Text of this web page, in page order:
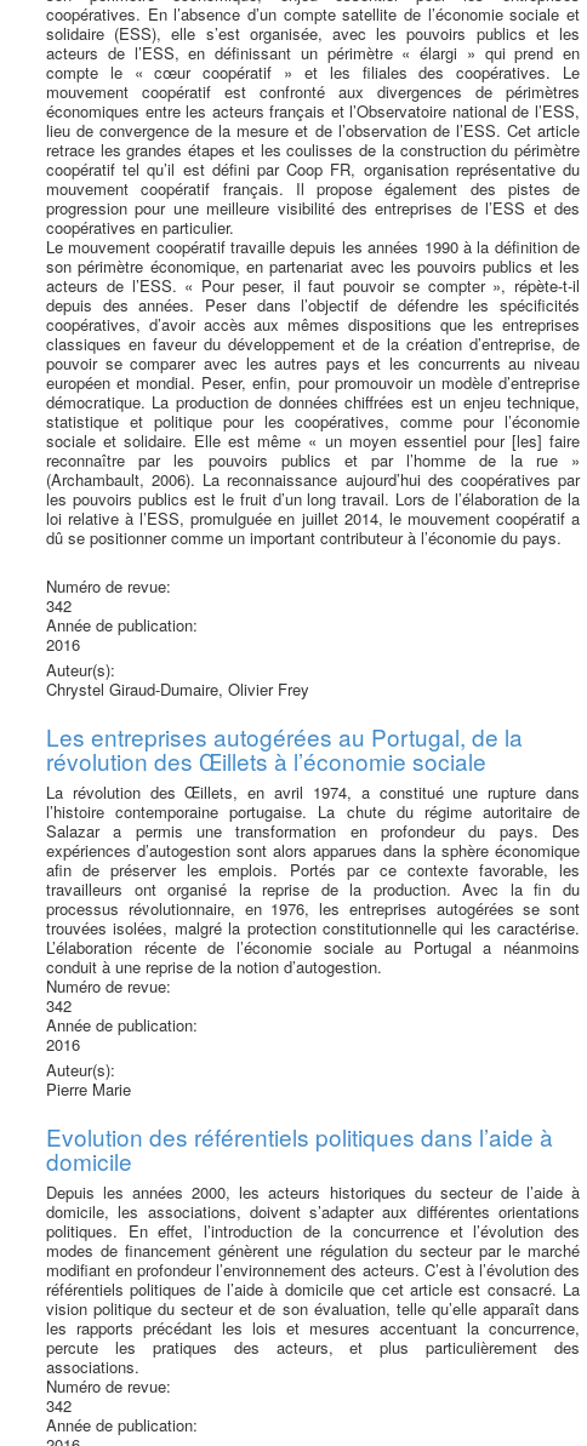
coopératives. En l’absence d’un compte satellite de l’économie sociale et
solidaire (ESS), elle s’est organisée, avec les pouvoirs publics et les
acteurs de l’ESS, en définissant un périmètre « élargi » qui prend en
compte le « cœur coopératif » et les filiales des coopératives. Le
mouvement coopératif est confronté aux divergences de périmètres
économiques entre les acteurs français et l’Observatoire national de l’ESS,
lieu de convergence de la mesure et de l’observation de l’ESS. Cet article
retrace les grandes étapes et les coulisses de la construction du périmètre
coopératif tel qu’il est défini par Coop FR, organisation représentative du
mouvement coopératif français. Il propose également des pistes de
progression pour une meilleure visibilité des entreprises de l’ESS et des
coopératives en particulier.
Le mouvement coopératif travaille depuis les années 1990 à la définition de
son périmètre économique, en partenariat avec les pouvoirs publics et les
acteurs de l’ESS. « Pour peser, il faut pouvoir se compter », répète-t-il
depuis des années. Peser dans l’objectif de défendre les spécificités
coopératives, d’avoir accès aux mêmes dispositions que les entreprises
classiques en faveur du développement et de la création d’entreprise, de
pouvoir se comparer avec les autres pays et les concurrents au niveau
européen et mondial. Peser, enfin, pour promouvoir un modèle d’entre­prise
démocratique. La production de données chiffrées est un enjeu technique,
statistique et politique pour les coopé­ratives, comme pour l’économie
sociale et solidaire. Elle est même « un moyen essentiel pour [les] faire
reconnaître par les pouvoirs publics et par l’homme de la rue »
(Archambault, 2006). La reconnaissance aujourd’hui des coopératives par
les pouvoirs publics est le fruit d’un long travail. Lors de l’élaboration de la
loi relative à l’ESS, promulguée en juillet 2014, le mouvement coopératif a
dû se positionner comme un important contributeur à l’économie du pays.
Numéro de revue:
342
Année de publication:
2016
Auteur(s):
Chrystel Giraud-Dumaire, Olivier Frey
Les entreprises autogérées au Portugal, de la
révolution des Œillets à l’économie sociale
La révolution des Œillets, en avril 1974, a constitué une rupture dans
l’histoire contemporaine portugaise. La chute du régime autoritaire de
Salazar a permis une transformation en profon­deur du pays. Des
expériences d’autogestion sont alors apparues dans la sphère économique
afin de préserver les emplois. Portés par ce contexte favorable, les
travailleurs ont organisé la reprise de la production. Avec la fin du
processus révolutionnaire, en 1976, les entreprises autogérées se sont
trouvées isolées, malgré la protection constitutionnelle qui les caractérise.
L’élaboration récente de l’économie sociale au Portugal a néanmoins
conduit à une reprise de la notion d’autogestion.
Numéro de revue:
342
Année de publication:
2016
Auteur(s):
Pierre Marie
Evolution des référentiels politiques dans l’aide à
domicile
Depuis les années 2000, les acteurs historiques du secteur de l’aide à
domicile, les associations, doivent s’adapter aux différentes orientations
politiques. En effet, l’introduction de la concurrence et l’évolution des
modes de financement génèrent une régulation du secteur par le marché
modifiant en profondeur l’environnement des acteurs. C’est à l’évolution des
référentiels politiques de l’aide à domicile que cet article est consacré. La
vision politique du secteur et de son évaluation, telle qu’elle apparaît dans
les rapports précédant les lois et mesures accentuant la concurrence,
percute les pratiques des acteurs, et plus particulièrement des
associations.
Numéro de revue:
342
Année de publication: